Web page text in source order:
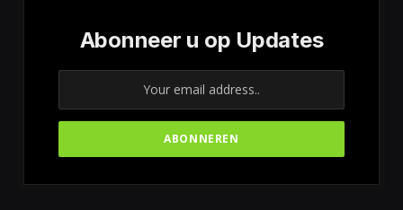
Abonneer u op Updates